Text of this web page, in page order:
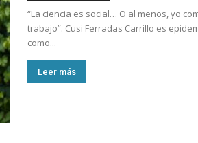
“La ciencia es social… O al menos, yo
trabajo”. Cusi Ferradas Carrillo es
como...
Leer más